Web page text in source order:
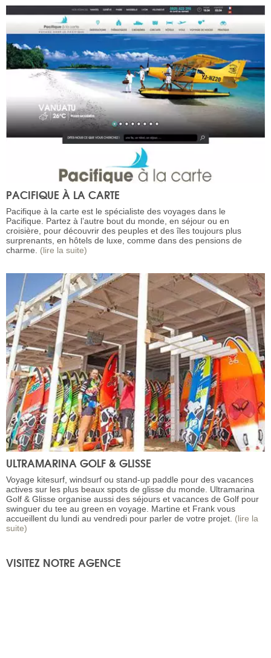
PACIFIQUE À LA CARTE
Pacifique à la carte est le spécialiste des voyages dans le
Pacifique. Partez à l’autre bout du monde, en séjour ou en
croisière, pour découvrir des peuples et des îles toujours plus
surprenants, en hôtels de luxe, comme dans des pensions de
charme. (lire la suite)
ULTRAMARINA GOLF & GLISSE
Voyage kitesurf, windsurf ou stand-up paddle pour des vacances
actives sur les plus beaux spots de glisse du monde. Ultramarina
Golf & Glisse organise aussi des séjours et vacances de Golf pour
swinguer du tee au green en voyage. Martine et Frank vous
accueillent du lundi au vendredi pour parler de votre projet. (lire la
suite)
VISITEZ NOTRE AGENCE